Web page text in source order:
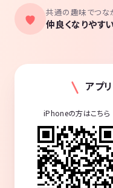
共通の趣味でつな
仲良くなりやす
アプ
iPhoneの方はこちら